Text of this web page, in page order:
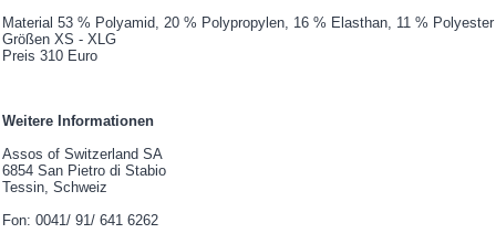
Material 53 % Polyamid, 20 % Polypropylen, 16 % Elasthan, 11 % Polyester
Größen XS - XLG
Preis 310 Euro
Weitere Informationen
Assos of Switzerland SA
6854 San Pietro di Stabio
Tessin, Schweiz
Fon: 0041/ 91/ 641 6262